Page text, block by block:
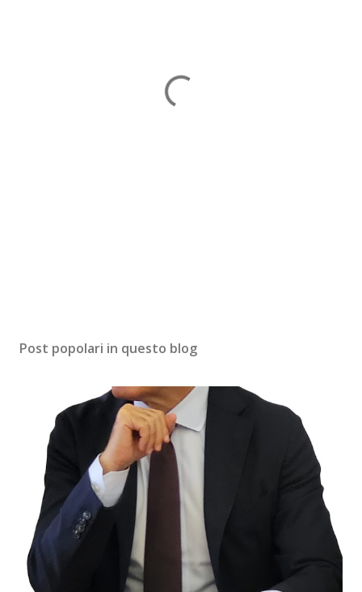
Post popolari in questo blog